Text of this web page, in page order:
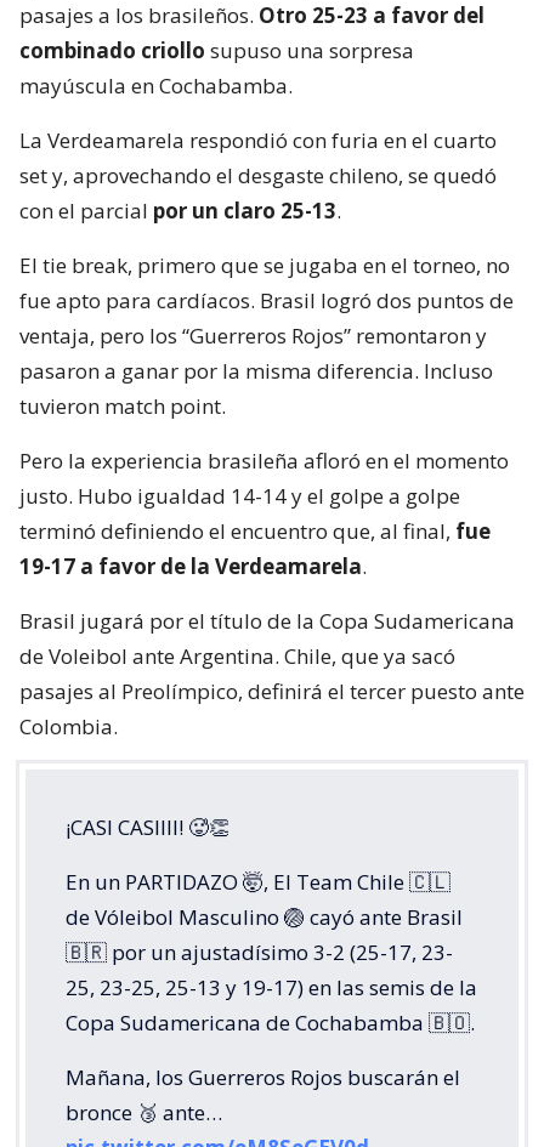
pasajes a los brasileños. Otro 25-23 a favor del
combinado criollo supuso una sorpresa
mayúscula en Cochabamba.
La Verdeamarela respondió con furia en el cuarto
set y, aprovechando el desgaste chileno, se quedó
con el parcial por un claro 25-13.
El tie break, primero que se jugaba en el torneo, no
fue apto para cardíacos. Brasil logró dos puntos de
ventaja, pero los “Guerreros Rojos” remontaron y
pasaron a ganar por la misma diferencia. Incluso
tuvieron match point.
Pero la experiencia brasileña afloró en el momento
justo. Hubo igualdad 14-14 y el golpe a golpe
terminó definiendo el encuentro que, al final, fue
19-17 a favor de la Verdeamarela.
Brasil jugará por el título de la Copa Sudamericana
de Voleibol ante Argentina. Chile, que ya sacó
pasajes al Preolímpico, definirá el tercer puesto ante
Colombia.
¡CASI CASIIII! 🥵👏
En un PARTIDAZO 🤯, El Team Chile 🇨🇱
de Vóleibol Masculino 🏐 cayó ante Brasil
🇧🇷 por un ajustadísimo 3-2 (25-17, 23-
25, 23-25, 25-13 y 19-17) en las semis de la
Copa Sudamericana de Cochabamba 🇧🇴.
Mañana, los Guerreros Rojos buscarán el
bronce 🥉 ante…